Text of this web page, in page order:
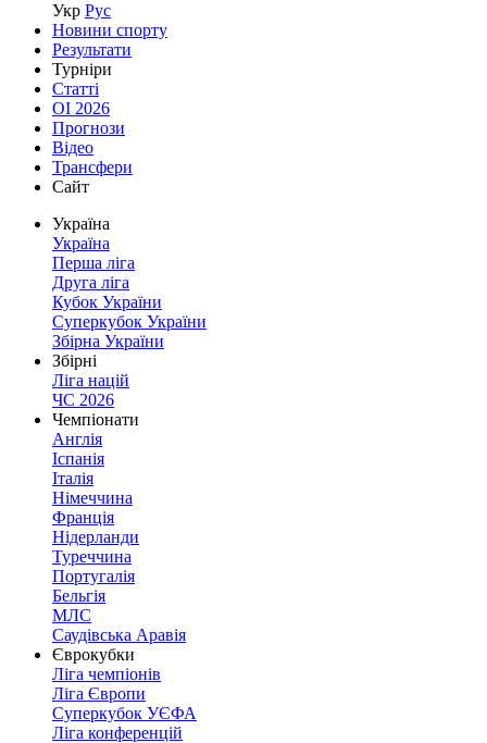
Укр Рус
Новини спорту
Результати
Турніри
Статті
ОІ 2026
Прогнози
Відео
Трансфери
Сайт
Україна
Україна
Перша ліга
Друга ліга
Кубок України
Суперкубок України
Збірна України
Збірні
Ліга націй
ЧС 2026
Чемпіонати
Англія
Іспанія
Італія
Німеччина
Франція
Нідерланди
Туреччина
Португалія
Бельгія
МЛС
Саудівська Аравія
Єврокубки
Ліга чемпіонів
Ліга Європи
Суперкубок УЄФА
Ліга конференцій